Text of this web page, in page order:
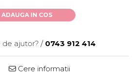
ADAUGA IN COS
de ajutor? / 0743 912 414
Cere informatii